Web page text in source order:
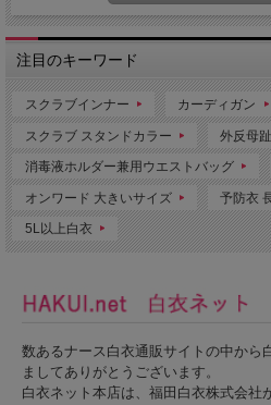
注目のキーワード
スクラブインナー カーディガン
スクラブ スタンドカラー 外反母
消毒液ホルダー兼用ウエストバッグ
オンワード 大きいサイズ 予防衣
5L以上白衣
数あるナース白衣通販サイトの中から
ましてありがとうございます。
白衣ネット本店は、福田白衣株式会社